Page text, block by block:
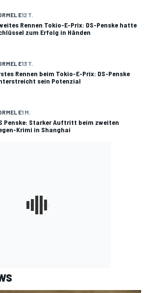
E12 T.
Rennen Tokio-E-Prix: DS-Penske hatte
zum Erfolg in Händen
E13 T.
Rennen beim Tokio-E-Prix: DS-Penske
sein Potenzial
E1 M.
Penske: Starker Auftritt beim zweiten
Krimi in Shanghai